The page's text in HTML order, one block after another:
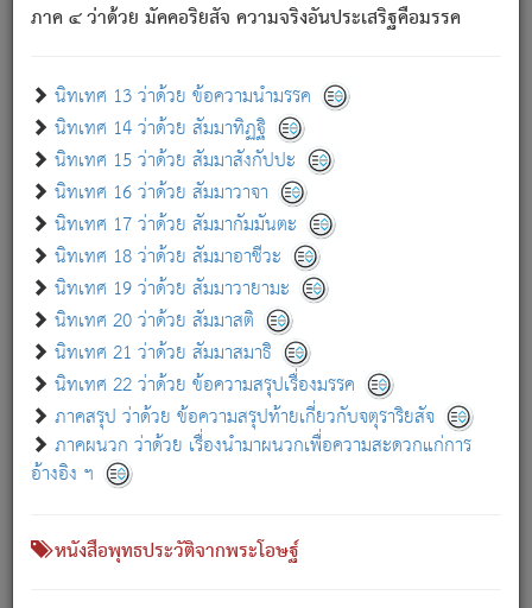
ภาค ๔ ว่าด้วย มัคคอริยสัจ ความจริงอันประเสริฐคือมรรค
นิทเทศ 13 ว่าด้วย ข้อความนำมรรค
นิทเทศ 14 ว่าด้วย สัมมาทิฏฐิ
นิทเทศ 15 ว่าด้วย สัมมาสังกัปปะ
นิทเทศ 16 ว่าด้วย สัมมาวาจา
นิทเทศ 17 ว่าด้วย สัมมากัมมันตะ
นิทเทศ 18 ว่าด้วย สัมมาอาชีวะ
นิทเทศ 19 ว่าด้วย สัมมาวายามะ
นิทเทศ 20 ว่าด้วย สัมมาสติ
นิทเทศ 21 ว่าด้วย สัมมาสมาธิ
นิทเทศ 22 ว่าด้วย ข้อความสรุปเรื่องมรรค
ภาคสรุป ว่าด้วย ข้อความสรุปท้ายเกี่ยวกับจตุราริยสัจ
ภาคผนวก ว่าด้วย เรื่องนำมาผนวกเพื่อความสะดวกแก่การ
อ้างอิง ฯ
หนังสือพุทธประวัติจากพระโอษฐ์
เกี่ยวกับธรรมโฆษณ์ออนไลน์ (Disclaimer)
แม้ระบบ "ธรรมโฆษณ์ออนไลน์" พยายามปรับปรุงข้อมูลให้ถูกต้องมากที่สุด
ผู้ศึกษาก็พึงตรวจสอบกับตัวเล่มหนังสือต้นฉบับ ที่มีการพิมพ์ครั้งล่าสุด
ก่อนนำข้อมูลไปใช้ในการอ้างอิง"
เกี่ยวกับอัตถจารี|เกี่ยวกับการพัฒนา|แจ้งข้อผิดพลาด / แนะนำ
หนังสือที่เกี่ยวข้อง